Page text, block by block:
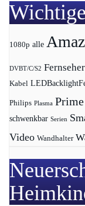
1080p alle
DVBT/C/S2 Fernseher
Kabel
Philips Plasma Prime
schwenkbar Serien
Video Wandhalter